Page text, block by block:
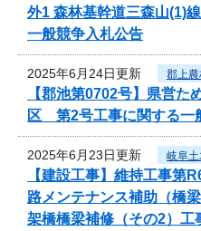
外1 森林基幹道三森山(1)
一般競争入札公告
2025年6月24日更新 郡上
【郡池第0702号】県営
区 第2号工事に関する一
2025年6月23日更新 岐阜
【建設工事】維持工事
路メンテナンス補助（橋
架橋橋梁補修（その2）工